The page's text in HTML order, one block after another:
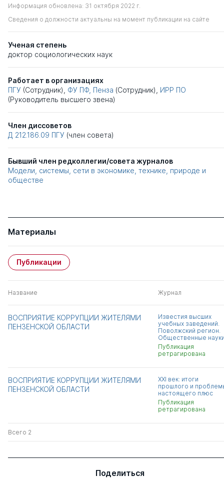
Информация обновлена: 31 октября 2022 г.
Сведения о должности актуальны на момент публикации на сайте
Ученая степень
доктор социологических наук
Работает в организациях
ПГУ (Сотрудник), ФУ ПФ, Пенза (Сотрудник), ИРР ПО
(Руководитель высшего звена)
Член диссоветов
Д 212.186.09 ПГУ (член совета)
Бывший член редколлегии/совета журналов
Модели, системы, сети в экономике, технике, природе и
обществе
Материалы
Публикации
Название Журнал
ВОСПРИЯТИЕ КОРРУПЦИИ ЖИТЕЛЯМИ
ПЕНЗЕНСКОЙ ОБЛАСТИ
Известия высших
учебных заведений.
Поволжский регион.
Общественные
Публикация
ретрагирована
ВОСПРИЯТИЕ КОРРУПЦИИ ЖИТЕЛЯМИ
ПЕНЗЕНСКОЙ ОБЛАСТИ
XXI век: итоги
прошлого и
настоящего плюс
Публикация
ретрагирована
Всего 2
Поделиться